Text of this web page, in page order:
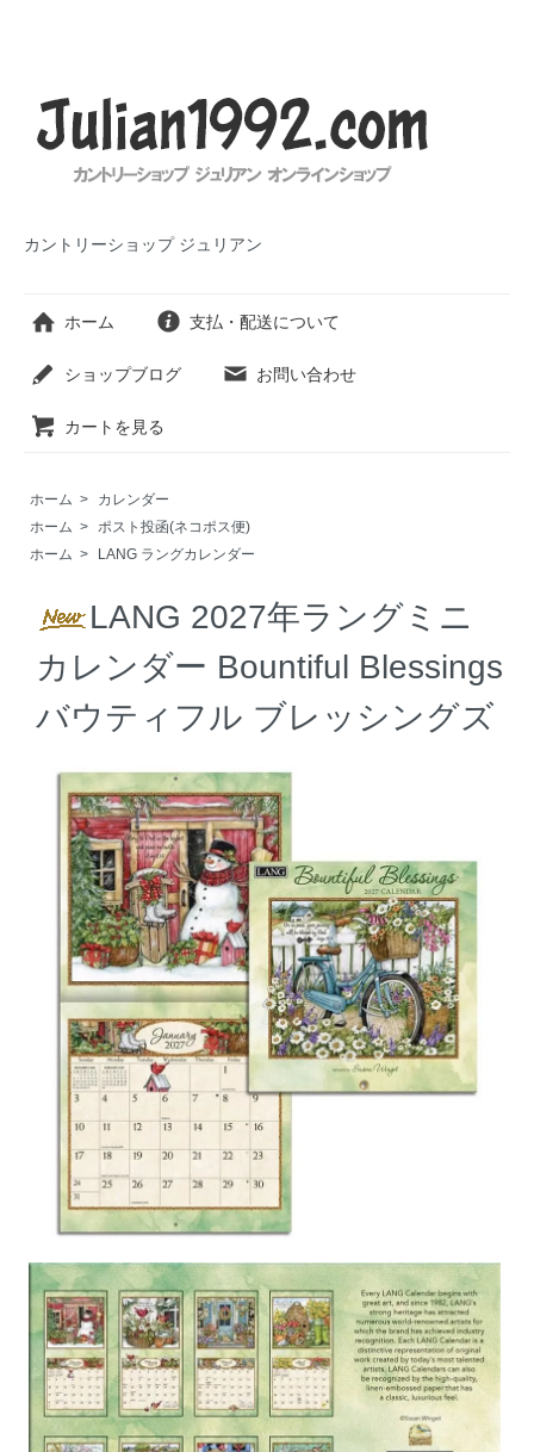
カントリーショップ ジュリアン
ホーム 支払・配送について
ショップブログ お問い合わせ
カートを見る
ホーム >
カレンダー
ホーム > ポスト投函(ネコポス便)
ホーム > LANG ラングカレンダー
LANG 2027年ラングミニ
カレンダー Bountiful Blessings
バウティフル ブレッシングズ